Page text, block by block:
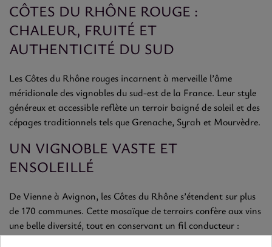
CÔTES DU RHÔNE ROUGE :
CHALEUR, FRUITÉ ET
AUTHENTICITÉ DU SUD
Les Côtes du Rhône rouges incarnent à merveille l’âme
méridionale des vignobles du sud-est de la France. Leur style
généreux et accessible reflète un terroir baigné de soleil et des
cépages traditionnels tels que Grenache, Syrah et Mourvèdre.
UN VIGNOBLE VASTE ET
ENSOLEILLÉ
De Vienne à Avignon, les Côtes du Rhône s’étendent sur plus
de 170 communes. Cette mosaïque de terroirs confère aux vins
une belle diversité, tout en conservant un fil conducteur :
chaleur, rondeur et fruité intense.